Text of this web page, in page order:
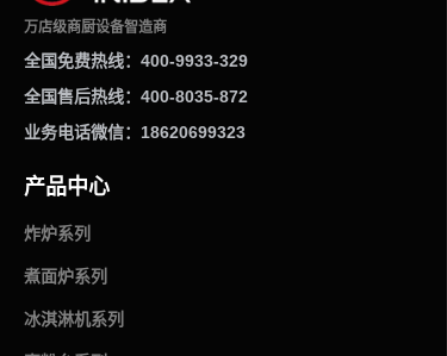
万店级商厨设备智造商
全国免费热线：400-9933-329
全国售后热线：400-8035-872
业务电话微信：18620699323
产品中心
炸炉系列
煮面炉系列
冰淇淋机系列